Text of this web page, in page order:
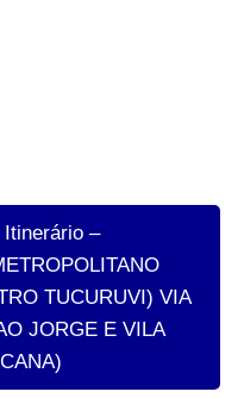
Itinerário –
TUCURUVI) VIA
JORGE E VILA